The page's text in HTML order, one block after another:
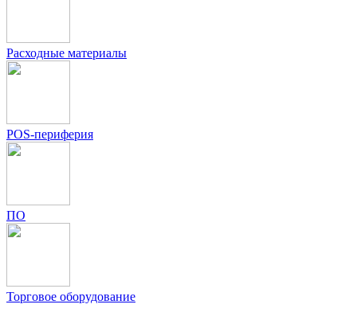
Расходные материалы
POS-периферия
ПО
Торговое оборудование